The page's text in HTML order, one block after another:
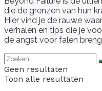
die de grenzen van hun
Hier vind je de rauwe
verhalen en tips die je
de angst voor falen
Geen resultaten
Toon alle resultaten